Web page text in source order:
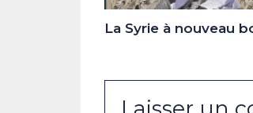
La Syrie à nouveau